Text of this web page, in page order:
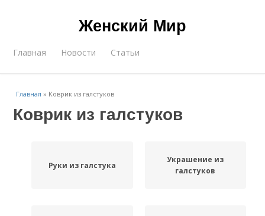
Женский Мир
Главная Новости Статьи
Главная » Коврик из галстуков
Коврик из галстуков
Руки из галстука
Украшение из
галстуков